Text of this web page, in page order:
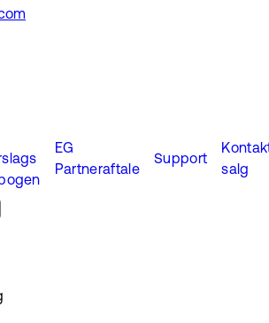
EG
Partneraftale
Support
salg